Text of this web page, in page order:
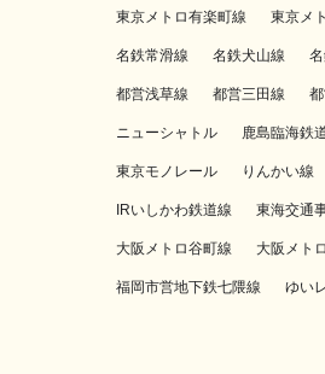
東京メトロ有楽町線 東京メ
名鉄常滑線 名鉄犬山線
都営浅草線 都営三田線
ニューシャトル 鹿島臨海鉄
東京モノレール りんかい線
IRいしかわ鉄道線 東海交通
大阪メトロ谷町線 大阪メト
福岡市営地下鉄七隈線 ゆい